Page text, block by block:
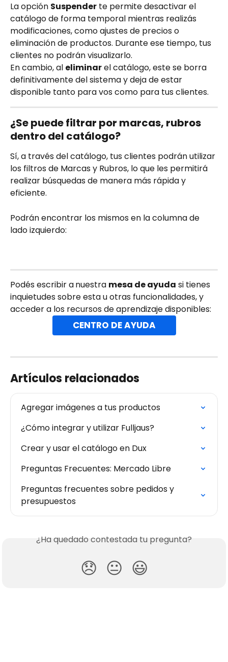
La opción Suspender te permite desactivar el
catálogo de forma temporal mientras realizás
modificaciones, como ajustes de precios o
eliminación de productos. Durante ese tiempo, tus
clientes no podrán visualizarlo.
En cambio, al eliminar el catálogo, este se borra
definitivamente del sistema y deja de estar
disponible tanto para vos como para tus clientes.
¿Se puede filtrar por marcas, rubros
dentro del catálogo?
Sí, a través del catálogo, tus clientes podrán utilizar
los filtros de Marcas y Rubros, lo que les permitirá
realizar búsquedas de manera más rápida y
eficiente.
Podrán encontrar los mismos en la columna de
lado izquierdo:
Podés escribir anuestra mesa de ayuda si tienes
inquietudes sobre esta u otras funcionalidades, y
acceder a los recursos de aprendizaje disponibles:
CENTRO DE AYUDA
Artículos relacionados
Agregar imágenes a tus productos
¿Cómo integrar y utilizar Fulljaus?
Crear y usar el catálogo en Dux
Preguntas Frecuentes: Mercado Libre
Preguntas frecuentes sobre pedidos y
presupuestos
¿Ha quedado contestada tu pregunta?
😞 😐 😃